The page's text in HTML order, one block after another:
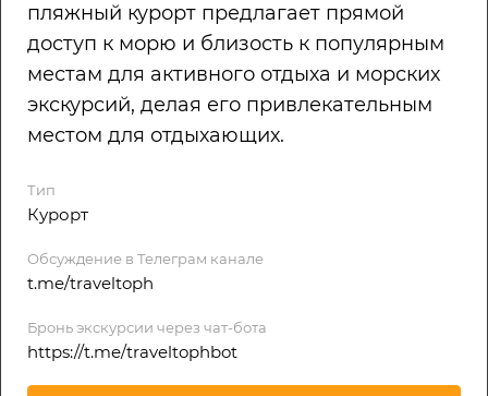
пляжный курорт предлагает прямой
доступ к морю и близость к популярным
местам для активного отдыха и морских
экскурсий, делая его привлекательным
местом для отдыхающих.
Тип
Курорт
Обсуждение в Телеграм канале
t.me/traveltoph
Бронь экскурсии через чат-бота
https://t.me/traveltophbot